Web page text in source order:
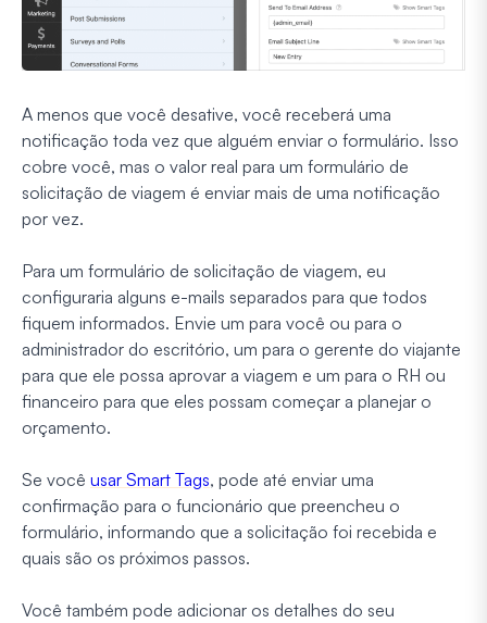
A menos que você desative, você receberá uma
notificação toda vez que alguém enviar o formulário. Isso
cobre você, mas o valor real para um formulário de
solicitação de viagem é enviar mais de uma notificação
por vez.
Para um formulário de solicitação de viagem, eu
configuraria alguns e-mails separados para que todos
fiquem informados. Envie um para você ou para o
administrador do escritório, um para o gerente do viajante
para que ele possa aprovar a viagem e um para o RH ou
financeiro para que eles possam começar a planejar o
orçamento.
Se você usar Smart Tags, pode até enviar uma
confirmação para o funcionário que preencheu o
formulário, informando que a solicitação foi recebida e
quais são os próximos passos.
Você também pode adicionar os detalhes do seu